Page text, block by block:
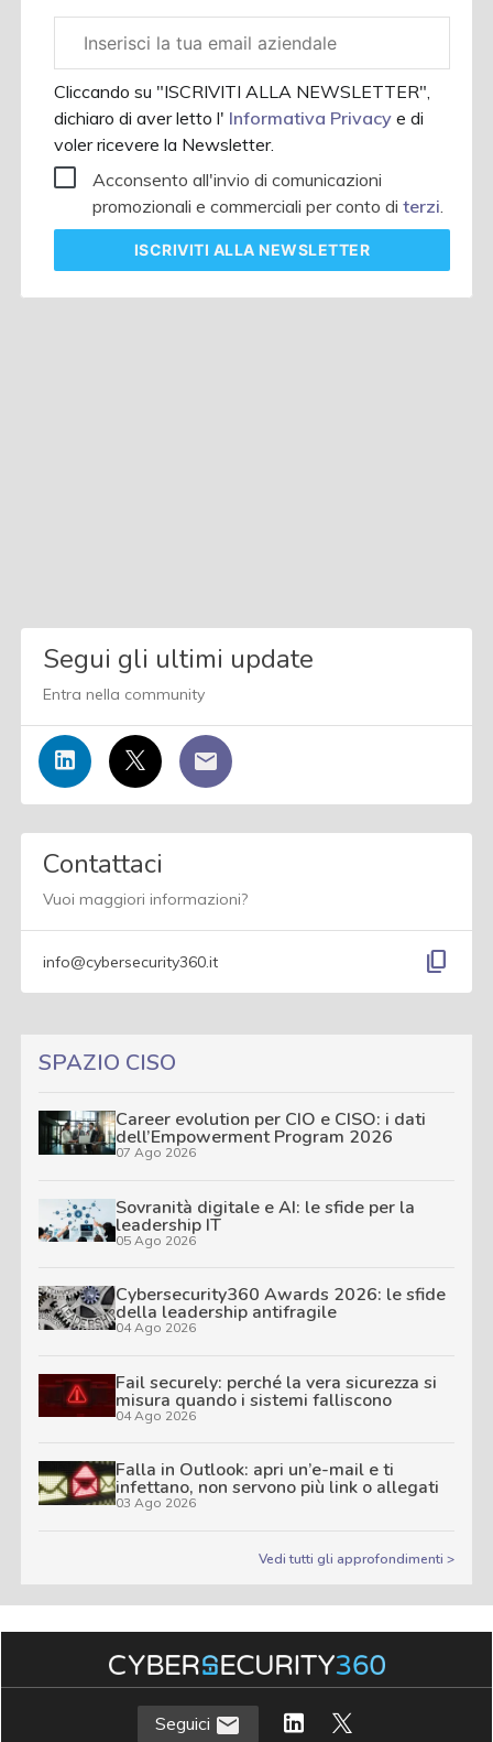
aziendale
Cliccando su "ISCRIVITI ALLA NEWSLETTER",
dichiaro di aver letto l' Informativa Privacye di
voler ricevere la Newsletter.
Acconsento all'invio di comunicazioni
promozionali e commerciali per conto diterzi.
ISCRIVITI ALLA NEWSLETTER
Segui gli ultimi update
Entra nella community
Contattaci
Vuoi maggiori informazioni?
info@cybersecurity360.it content_copy
SPAZIO CISO
Career evolution per CIO e CISO: i dati
dell’Empowerment Program 2026
07 Ago 2026
Sovranità digitale e AI: le sfide per la
leadership IT
05 Ago 2026
Cybersecurity360 Awards 2026: le sfide
della leadership antifragile
04 Ago 2026
Fail securely: perché la vera sicurezza si
misura quando i sistemi falliscono
04 Ago 2026
Falla in Outlook: apri un’e-mail e ti
infettano, non servono più link o allegati
03 Ago 2026
Vedi tutti gli approfondimenti >
Seguici